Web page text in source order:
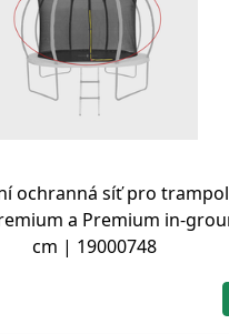
ochranná síť pro
a Premium in-
cm | 19000748